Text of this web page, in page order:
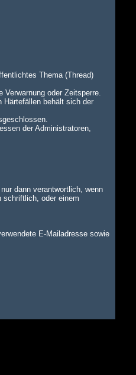
Thema (Thread)
oder Zeitsperre.
Härtefällen behält sich der
der Administratoren,
dann verantwortlich, wenn
schriftlich, oder einem
E-Mailadresse sowie